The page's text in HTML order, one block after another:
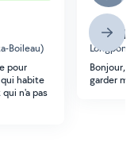
Boileau)
pour
habite
n'a pas
Longpont-
Bonjour,
garder